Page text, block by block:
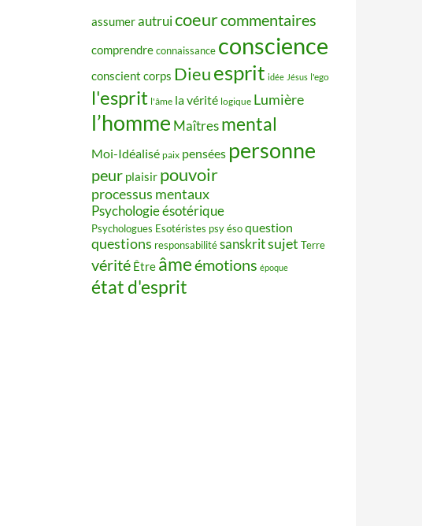
assumerautruicoeurcommentaires
comprendreconnaissance conscience
conscient corps Dieuesprit idée Jésus l'ego
l'esprit l'âme la vérité logique Lumière
l’homme Maîtres mental
Moi-Idéalisé paix pensées personne
peur plaisir pouvoir
processus mentaux
Psychologie ésotérique
Psychologues Esotéristes psy ésoquestion
questions responsabilitésanskritsujet Terre
vérité Être âmeémotions époque
état d'esprit